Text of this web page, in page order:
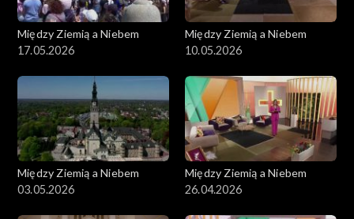
Między Ziemią a Niebem
17.05.2026
Między Ziemią a Niebem
10.05.2026
Między Ziemią a Niebem
03.05.2026
Między Ziemią a Niebem
26.04.2026